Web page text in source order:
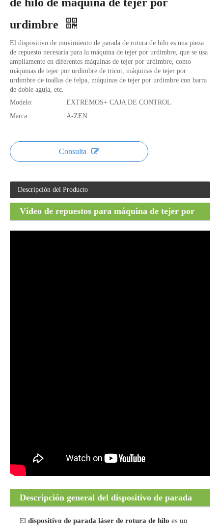
urdimbre
El dispositivo de movimiento de parada de rotura de hilo es una pieza
de repuesto necesaria para la máquina de tejer por urdimbre, que se usa
ampliamente en diferentes máquinas de tejer por urdimbre, como
máquinas de tejer por urdimbre de tricot, máquinas de tejer por
urdimbre de toallas de felpa, máquinas de tejer por urdimbre con barra
de doble aguja, etc.
Modelo:
EXTREMOS+ CAJA DE CONTROL
Marca:
A-ZEN
Consulta
Descripción del Producto
Vídeo de repuestos para máquina de tejer por
Descripción general del dispositivo de parada
El dispositivo de parada láser de rotura de hilo es un